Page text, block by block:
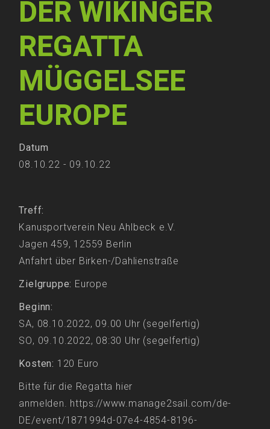
DER WIKINGER
REGATTA
MÜGGELSEE
EUROPE
Datum
08.10.22 - 09.10.22
Treff:
Kanusportverein Neu Ahlbeck e.V.
Jagen 459, 12559 Berlin
Anfahrt über Birken-/Dahlienstraße
Zielgruppe: Europe
Beginn:
SA, 08.10.2022, 09.00 Uhr (segelfertig)
SO, 09.10.2022, 08:30 Uhr (segelfertig)
Kosten: 120 Euro
Bitte für die Regatta hier
anmelden. https://www.manage2sail.com/de-
DE/event/1871994d-07e4-4854-8196-